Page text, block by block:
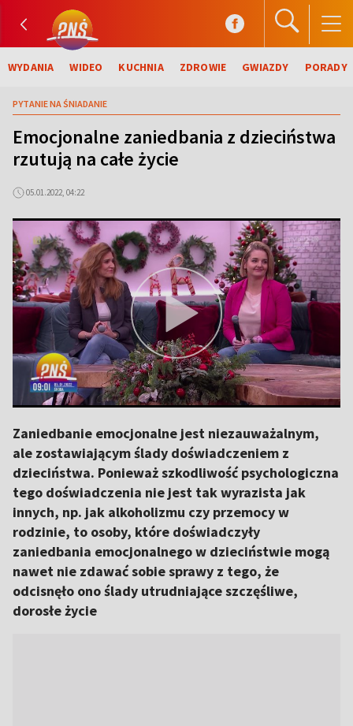
WYDANIA WIDEO KUCHNIA ZDROWIE GWIAZDY PORADY
PYTANIE NA ŚNIADANIE
Emocjonalne zaniedbania z dzieciństwa
rzutują na całe życie
05.01.2022, 04:22
Zaniedbanie emocjonalne jest niezauważalnym,
ale zostawiającym ślady doświadczeniem z
dzieciństwa. Ponieważ szkodliwość psychologiczna
tego doświadczenia nie jest tak wyrazista jak
innych, np. jak alkoholizmu czy przemocy w
rodzinie, to osoby, które doświadczyły
zaniedbania emocjonalnego w dzieciństwie mogą
nawet nie zdawać sobie sprawy z tego, że
odcisnęło ono ślady utrudniające szczęśliwe,
dorosłe życie